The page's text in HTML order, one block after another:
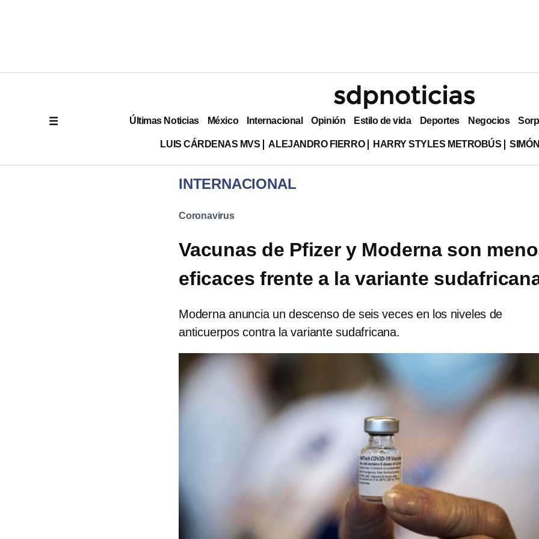
Últimas Noticias México Internacional Opinión Estilo de vida Deportes Negocios
LUIS CÁRDENAS MVS ALEJANDRO FIERRO HARRY STYLES METROBÚS
INTERNACIONAL
Coronavirus
Vacunas de Pfizer y Moderna son
eficaces frente a la variante
Moderna anuncia un descenso de seis veces en los niveles de
anticuerpos contra la variante sudafricana.